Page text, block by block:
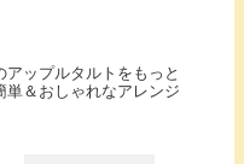
アップルタルトをもっと
単＆おしゃれなアレンジ